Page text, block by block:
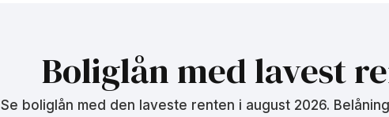
Boliglån med lavest
Se boliglån med den laveste renten i august 2026.